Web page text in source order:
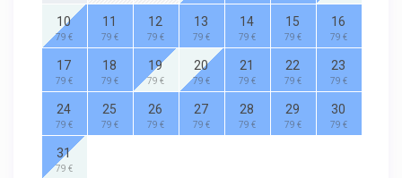
10
79 €
11
79 €
12
79 €
13
79 €
14
79 €
15
79 €
16
79 €
17
79 €
18
79 €
19
79 €
20
79 €
21
79 €
22
79 €
23
79 €
24
79 €
25
79 €
26
79 €
27
79 €
28
79 €
29
79 €
30
79 €
31
79 €